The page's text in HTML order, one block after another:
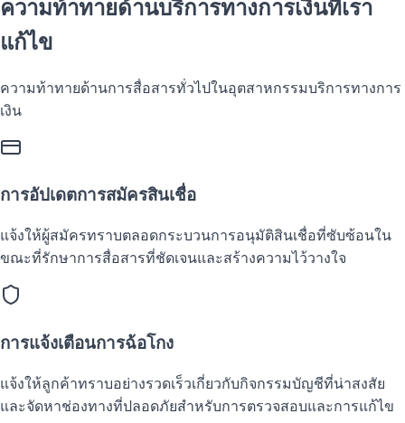
ความท้าทายด้านบริการทางการเงินที่เรา
แก้ไข
ความท้าทายด้านการสื่อสารทั่วไปในอุตสาหกรรมบริการทางการ
เงิน
การอัปเดตการสมัครสินเชื่อ
แจ้งให้ผู้สมัครทราบตลอดกระบวนการอนุมัติสินเชื่อที่ซับซ้อนใน
ขณะที่รักษาการสื่อสารที่ชัดเจนและสร้างความไว้วางใจ
การแจ้งเตือนการฉ้อโกง
แจ้งให้ลูกค้าทราบอย่างรวดเร็วเกี่ยวกับกิจกรรมบัญชีที่น่าสงสัย
และจัดหาช่องทางที่ปลอดภัยสำหรับการตรวจสอบและการแก้ไข